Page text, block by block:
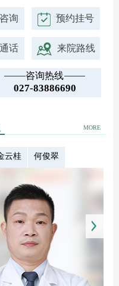
询 预约挂号
话 来院路线
咨询热线
027-83886690
MORE
云桂 何俊翠